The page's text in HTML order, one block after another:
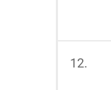
12.